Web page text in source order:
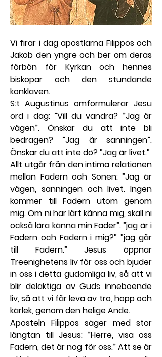
Vi firar i dag apostlarna Filippos och
Jakob den yngre och ber om deras
förbön för Kyrkan och hennes
biskopar och den stundande
konklaven.
S:t Augustinus omformulerar Jesu
ord i dag: ”Vill du vandra? ”Jag är
vägen”. Önskar du att inte bli
bedragen? ”Jag är sanningen”.
Önskar du att inte dö? ”Jag är livet.”
Allt utgår från den intima relationen
mellan Fadern och Sonen: ”Jag är
vägen, sanningen och livet. Ingen
kommer till Fadern utom genom
mig. Om ni har lärt känna mig, skall ni
också lära känna min Fader”. ”jag är i
Fadern och Fadern i mig?” ”jag går
till Fadern.” Jesus öppnar
Treenighetens liv för oss och bjuder
in oss i detta gudomliga liv, så att vi
blir delaktiga av Guds inneboende
liv, så att vi får leva av tro, hopp och
kärlek, genom den helige Ande.
Aposteln Filippos säger med stor
längtan till Jesus: ”Herre, visa oss
Fadern, det är nog för oss.” Att se är